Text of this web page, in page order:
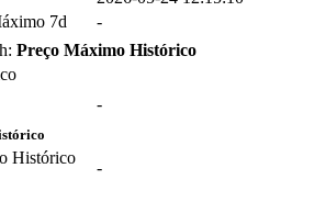
7d
-
Preço Máximo Histórico
-
Histórico
-